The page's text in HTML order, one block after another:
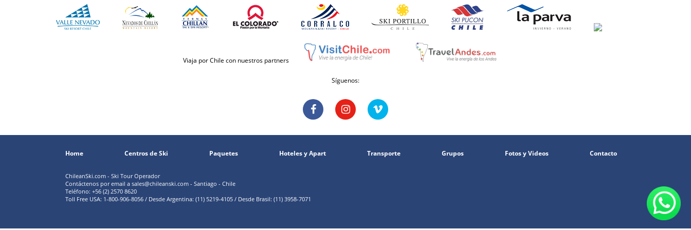
Viaja por Chile con nuestros partners
Síguenos:
Home Centros de Ski Paquetes Hoteles y Apart Transporte Grupos Fotos y Videos Contacto
ChileanSki.com - Ski Tour Operador
Contáctenos por email a sales@chileanski.com - Santiago - Chile
Teléfono: +56 (2) 2570 8620
Toll Free USA: 1-800-906-8056 / Desde Argentina: (11) 5219-4105 / Desde Brasil: (11) 3958-7071